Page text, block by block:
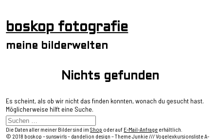
boskop fotografie
meine bilderwelten
Nichts gefunden
Es scheint, als ob wir nicht das finden konnten, wonach du gesucht hast.
Möglicherweise hilft eine Suche.
Die Daten aller meiner Bilder sind imShop oder auf E-Mail-Anfrage erhältlich.
© 2018 boskop – sunswirls – dandelion design –Theme Junkie///Vogelexkursionsliste A-